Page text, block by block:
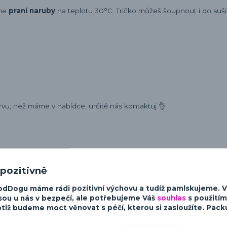
praní naruby na teplotu 30°C. Tričko můžeš šoupnout i do
než máme v nabídce, určitě nás kontaktuj 👌
a charakter psů. Od minimalistických a moderních designů po
ke psům.
máme rádi pozitivní výchovu a tudíž pamlskujeme.
u nás v bezpečí, ale potřebujeme Váš souhlas s
budeme moct věnovat s péčí, kterou si zasloužíte.